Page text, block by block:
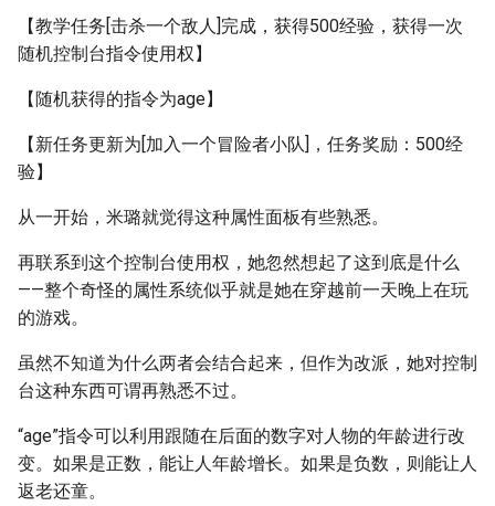
【教学任务[击杀一个敌人]完成，获得500经验，获得一次
随机控制台指令使用权】
【随机获得的指令为age】
【新任务更新为[加入一个冒险者小队]，任务奖励：500经
验】
从一开始，米璐就觉得这种属性面板有些熟悉。
再联系到这个控制台使用权，她忽然想起了这到底是什么
——整个奇怪的属性系统似乎就是她在穿越前一天晚上在玩
的游戏。
虽然不知道为什么两者会结合起来，但作为改派，她对控制
台这种东西可谓再熟悉不过。
“age”指令可以利用跟随在后面的数字对人物的年龄进行改
变。如果是正数，能让人年龄增长。如果是负数，则能让人
返老还童。